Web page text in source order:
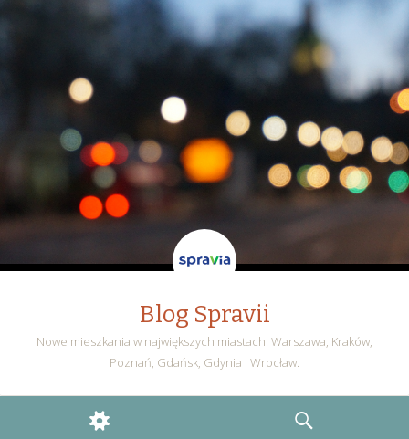
Blog Spravii
Nowe mieszkania w największych miastach: Warszawa, Kraków,
Poznań, Gdańsk, Gdynia i Wrocław.
WIDGETS
SEARCH